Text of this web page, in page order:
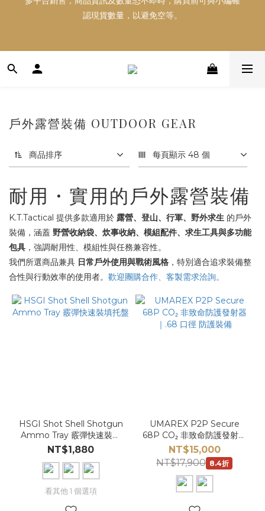
多平台銷售，商品資訊及數量恐不即時，購買前可與小編確
多平台銷售，商品資訊及數量恐不即時，購買前可與小編確
戶外露營裝備 OUTDOOR GEAR
商品排序 每頁顯示 48 個
耐用・實用的戶外露營裝備
K.T.Tactical 提供多款適用於 露營、登山、行軍、野外求生 的戶外
裝備，涵蓋 野營收納袋、炊事收納、模組配件、求生工具與多功能
包具 ，強調耐用性、模組性與任務兼容性。
我們所選商品兼具 日常戶外使用與戰術風格 ，特別適合追求裝備整
合性與行動效率的使用者。 歡迎團購合作、客製需求洽詢。
HSGI Shot Shell Shotgun
Ammo Tray 霰彈快速裝填
托盤
NT$1,880
看其他 1 個選項
UMAREX P2P Secure
68P CO₂ 非致命防護發射器
｜.68 口徑 防護裝備
NT$15,000
NT$17,900 8.4折